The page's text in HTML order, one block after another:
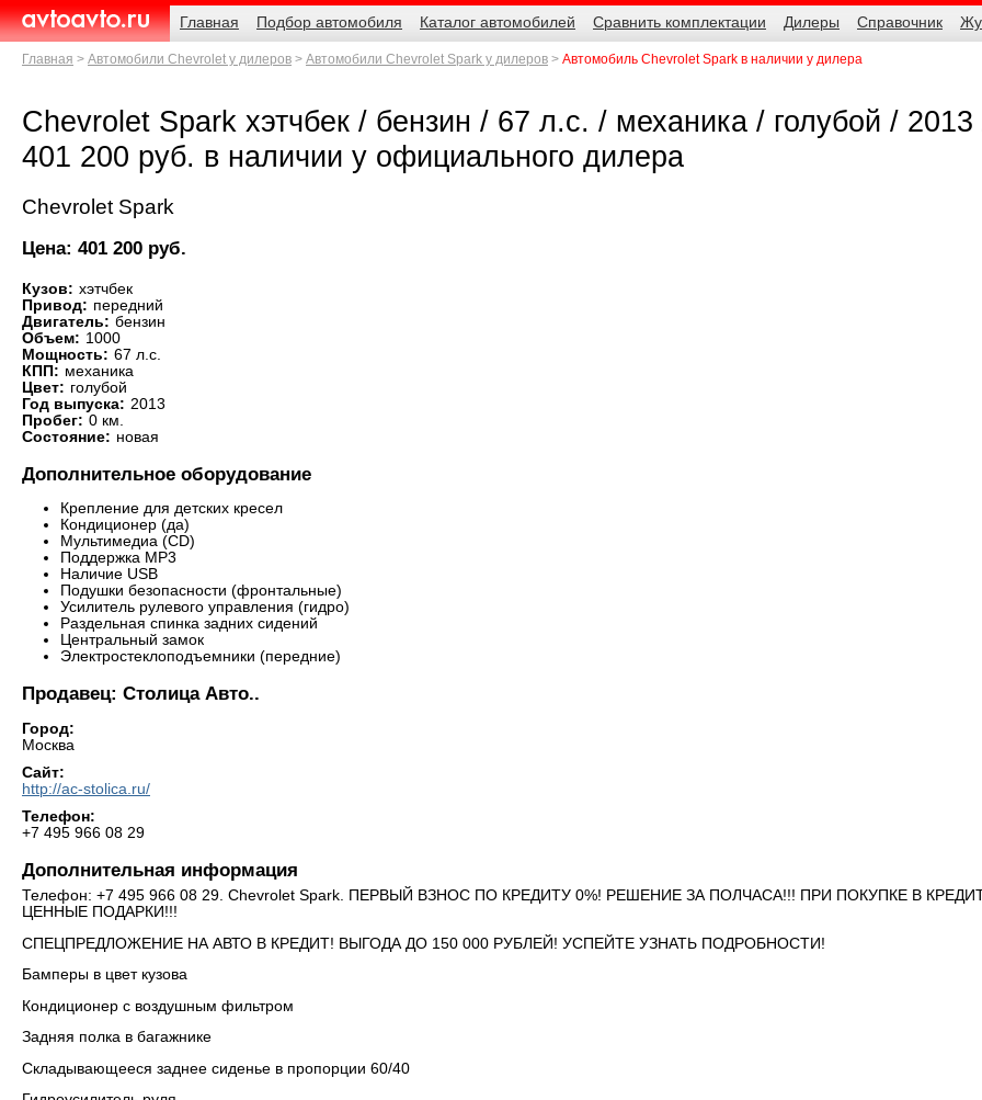
AvtoAvto.ru
Навигация
Главная
Подбор автомобиля Каталог автомобилей Сравнить комплектации Дилеры Справочник
Родительские
страницы
Главная Автомобили Chevrolet у дилеров Автомобили Chevrolet Spark у дилеров Автомобиль Chevrolet Spark в наличии у дилера
Chevrolet Spark хэтчбек / бензин / 67 л.с. / механика / голубой / 2013
401 200 руб. в наличии у официального дилера
Chevrolet Spark
Цена: 401 200 руб.
Кузов: хэтчбек
Привод: передний
Двигатель: бензин
Объем: 1000
Мощность: 67 л.с.
КПП: механика
Цвет: голубой
Год выпуска: 2013
Пробег: 0 км.
Состояние: новая
Дополнительное оборудование
Крепление для детских кресел
Кондиционер (да)
Мультимедиа (CD)
Поддержка MP3
Наличие USB
Подушки безопасности (фронтальные)
Усилитель рулевого управления (гидро)
Раздельная спинка задних сидений
Центральный замок
Электростеклоподъемники (передние)
Продавец: Столица Авто..
Город:
Москва
Сайт:
http://ac-stolica.ru/
Телефон:
+7 495 966 08 29
Дополнительная информация
Телефон: +7 495 966 08 29. Chevrolet Spark. ПЕРВЫЙ ВЗНОС ПО КРЕДИТУ 0%! РЕШЕНИЕ ЗА ПОЛЧАСА!!! ПРИ ПОКУПКЕ В
ЦЕННЫЕ ПОДАРКИ!!!
СПЕЦПРЕДЛОЖЕНИЕ НА АВТО В КРЕДИТ! ВЫГОДА ДО 150 000 РУБЛЕЙ! УСПЕЙТЕ УЗНАТЬ ПОДРОБНОСТИ!
Бамперы в цвет кузова
Кондиционер с воздушным фильтром
Задняя полка в багажнике
Складывающееся заднее сиденье в пропорции 60/40